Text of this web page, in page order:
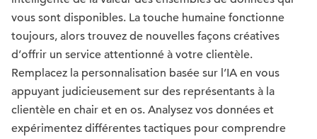
vous sont disponibles. La touche humaine fonctionne
toujours, alors trouvez de nouvelles façons créatives
d’offrir un service attentionné à votre clientèle.
Remplacez la personnalisation basée sur l’IA en vous
appuyant judicieusement sur des représentants à la
clientèle en chair et en os. Analysez vos données et
expérimentez différentes tactiques pour comprendre